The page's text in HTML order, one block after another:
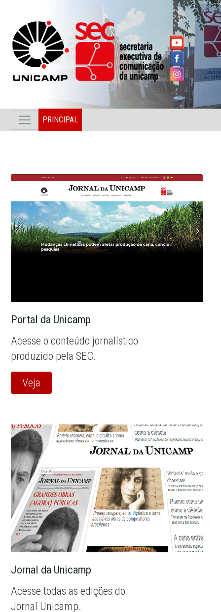
PRINCIPAL
Portal da Unicamp
Acesse o conteúdo jornalístico
produzido pela SEC.
Veja
Jornal da Unicamp
Acesse todas as edições do
Jornal Unicamp.